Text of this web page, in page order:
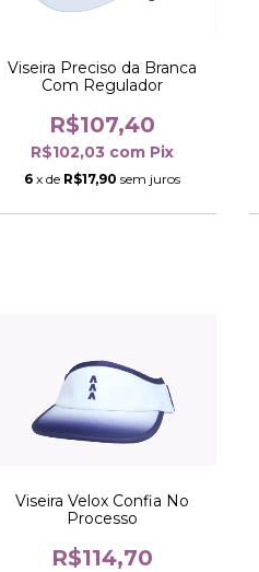
Viseira Preciso da Branca
Com Regulador
R$107,40
R$102,03 com Pix
6 x de R$17,90 sem juros
Viseira Velox Confia No
Processo
R$114,70